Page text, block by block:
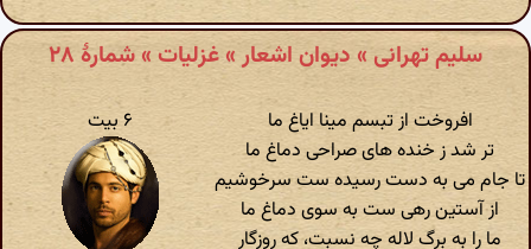
سلیم تهرانی » دیوان اشعار » غزلیات » شمارهٔ ۲۸
افروخت از تبسم مینا ایاغ ما
تر شد ز خنده های صراحی دماغ ما
تا جام می به دست رسیده ست سرخوشیم
از آستین رهی ست به سوی دماغ ما
ما را به برگ لاله چه نسبت، که روزگار
۶ بیت